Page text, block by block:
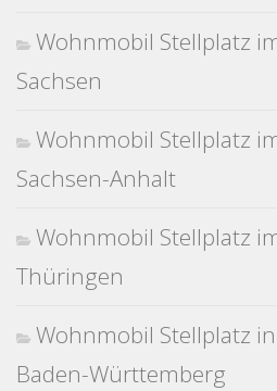
Wohnmobil Stellplatz
Sachsen
Wohnmobil Stellplatz
Sachsen-Anhalt
Wohnmobil Stellplatz
Thüringen
Wohnmobil Stellplatz
Baden-Württemberg